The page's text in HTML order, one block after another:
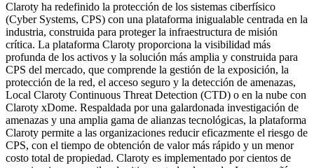
Claroty ha redefinido la protección de los sistemas ciberfísico
(Cyber Systems, CPS) con una plataforma inigualable centrada en la
industria, construida para proteger la infraestructura de misión
crítica. La plataforma Claroty proporciona la visibilidad más
profunda de los activos y la solución más amplia y construida para
CPS del mercado, que comprende la gestión de la exposición, la
protección de la red, el acceso seguro y la detección de amenazas,
Local Claroty Continuous Threat Detection (CTD) o en la nube con
Claroty xDome. Respaldada por una galardonada investigación de
amenazas y una amplia gama de alianzas tecnológicas, la plataforma
Claroty permite a las organizaciones reducir eficazmente el riesgo de
CPS, con el tiempo de obtención de valor más rápido y un menor
costo total de propiedad. Claroty es implementado por cientos de